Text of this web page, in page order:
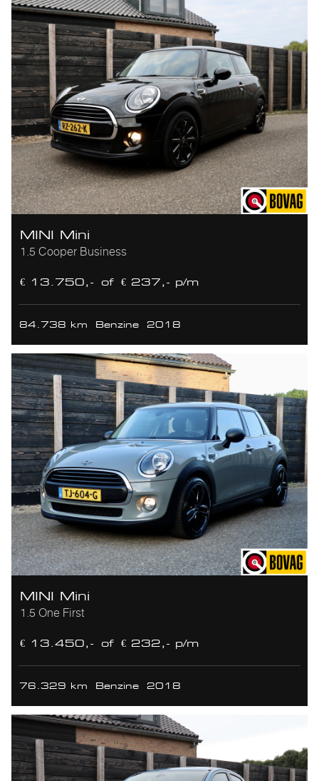
MINI Mini
1.5 Cooper Business
€ 13.750,- of € 237,- p/m
84.738 km Benzine 2018
MINI Mini
1.5 One First
€ 13.450,- of € 232,- p/m
76.329 km Benzine 2018